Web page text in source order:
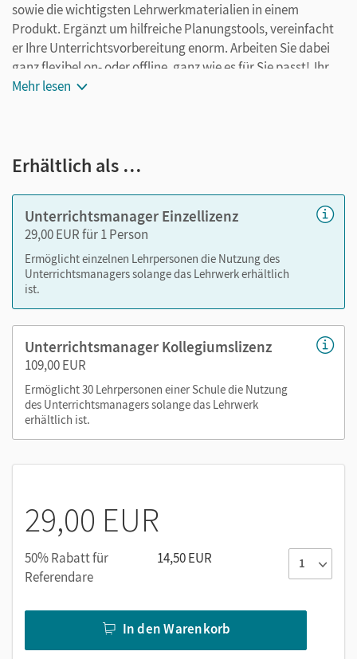
sowie die wichtigsten Lehrwerkmaterialien in einem
Produkt. Ergänzt um hilfreiche Planungstools, vereinfacht
er Ihre Unterrichtsvorbereitung enorm. Arbeiten Sie dabei
ganz flexibel on- oder offline, ganz wie es für Sie passt! Ihr
Unterrichtsmanager enthält:
Stoffverteilungsplan, Seitenkommentare und
Kopiervorlagen in drei Stufen (Word und PDF), jeweils
eine Datei zu jeder Schwierigkeitsstufe
Datei zu jeder Schwierigkeitsstufe
Förder-Kopiervorlagen inklusive Lösungen
Lernzielkontrollen inklusive Lösungen
Lösungen zum Arbeits- und Förderheft
Lieder zum Schulbuch
Lösungen zum Lernspurenheft
Diagnose- und Förderhinweise
Auswertung der Lernanalyse
Lernanalyse
Nutzen Sie den Unterrichtsmanager auf lernen.cornelsen.de
oder über die Cornelsen Lernen App.
Mehr lesen
Erhältlich als …
Unterrichtsmanager Einzellizenz
29,00 EUR für 1 Person
Ermöglicht einzelnen Lehrpersonen die Nutzung des
Unterrichtsmanagers solange das Lehrwerk erhältlich
ist.
Unterrichtsmanager Kollegiumslizenz
109,00 EUR
Ermöglicht 30 Lehrpersonen einer Schule die Nutzung
des Unterrichtsmanagers solange das Lehrwerk
erhältlich ist.
29,00 EUR
50% Rabatt für
Referendare
14,50 EUR
In den Warenkorb